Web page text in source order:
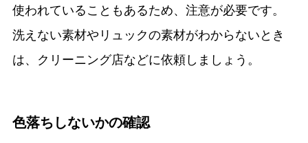
使われていることもあるため、注意が必要です。
洗えない素材やリュックの素材がわからないとき
は、クリーニング店などに依頼しましょう。
色落ちしないかの確認